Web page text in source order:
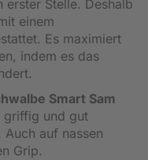
erster Stelle. Deshalb
einem
Es maximiert
indem es das
Smart Sam
griffig und gut
auf nassen
Grip.